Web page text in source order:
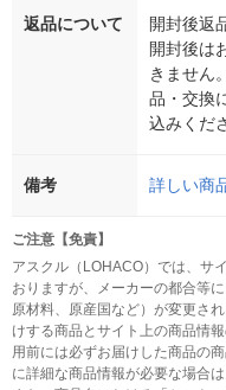
返品について
開封後返
開封後は
きません
品・交換
込みくだ
備考 詳しい商
ご注意【免責】
アスクル（LOHACO）では、サ
おりますが、メーカーの都合等
原材料、原産国など）が変更さ
けする商品とサイト上の商品情
用前には必ずお届けした商品の
に詳細な商品情報が必要な場合